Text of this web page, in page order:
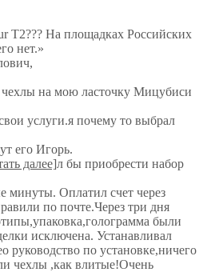
T2??? На площадках Российских
нет.»
,
на мою ласточку Мицубиси
услуги.я почему то выбрал
его Игорь.
далее]л бы приобрести набор
минуты. Оплатил счет через
по почте.Через три дня
были
исключена. Устанавливал
руководство по установке,ничего
чехлы ,как влитые!Очень